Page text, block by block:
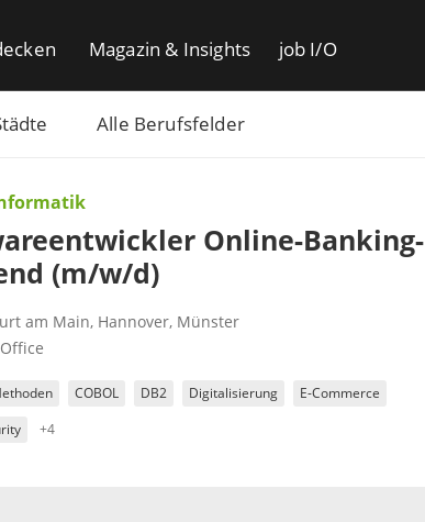
Alle Berufsfelder
Magazin & Insights job I/O
Online-Banking-
(m/w/d)
am Main, Hannover, Münster
COBOL DB2 Digitalisierung E-Commerce
+4